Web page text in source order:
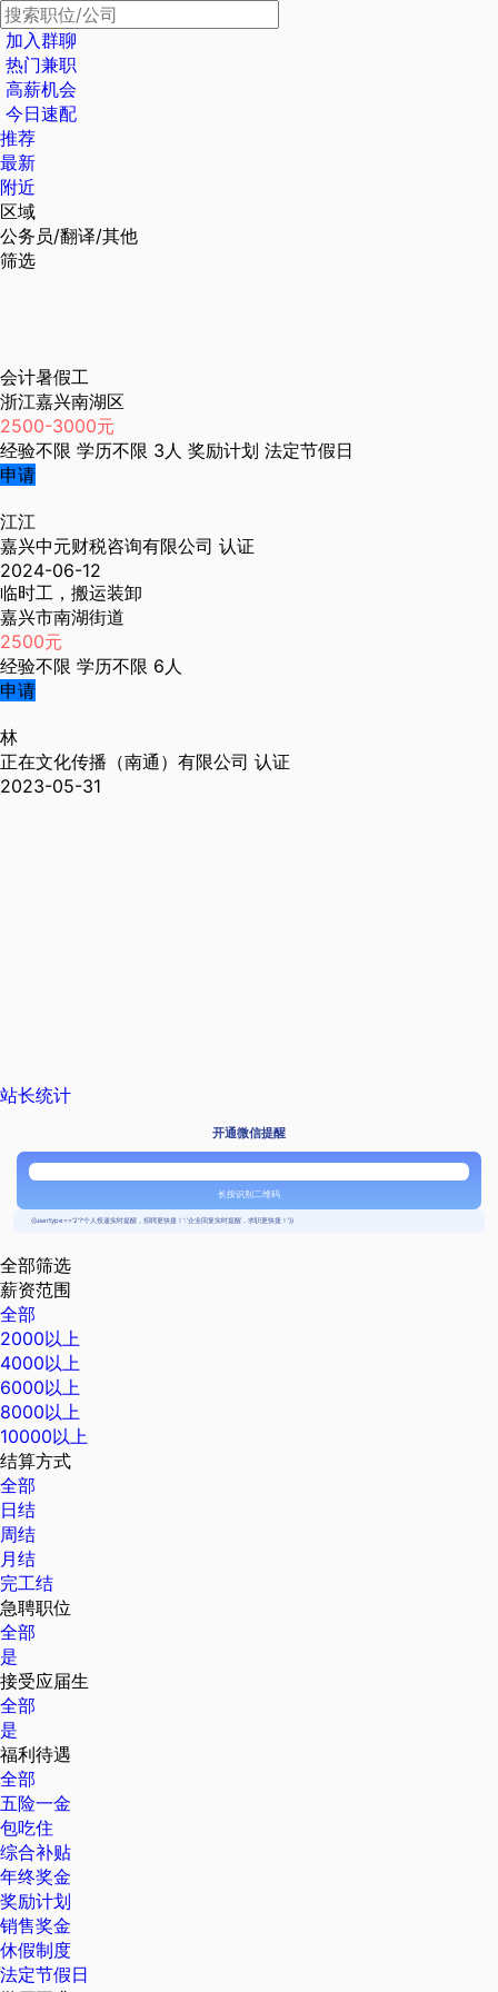
加入群聊
热门兼职
高薪机会
今日速配
推荐
最新
附近
区域
公务员/翻译/其他
筛选
会计暑假工
浙江嘉兴南湖区
2500-3000元
经验不限 学历不限 3人 奖励计划 法定节假日
申请
江江
嘉兴中元财税咨询有限公司 认证
2024-06-12
临时工，搬运装卸
嘉兴市南湖街道
2500元
经验不限 学历不限 6人
申请
林
正在文化传播（南通）有限公司 认证
2023-05-31
站长统计
开通微信提醒
长按识别二维码
{{usertype=='2'?'个人投递实时提醒，招聘更快捷！':'企业回复实时提醒，求职更快捷！'}}
全部筛选
薪资范围
全部
2000以上
4000以上
6000以上
8000以上
10000以上
结算方式
全部
日结
周结
月结
完工结
急聘职位
全部
是
接受应届生
全部
是
福利待遇
全部
五险一金
包吃住
综合补贴
年终奖金
奖励计划
销售奖金
休假制度
法定节假日